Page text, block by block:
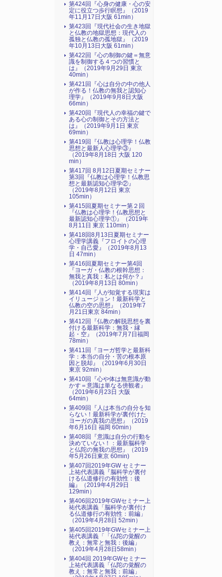
第424回『心身の健康・心の安
定に役立つ歩行瞑想』（2019
年11月17日大阪 61min）
第423回『現代社会の生き地獄
と仏教の地獄思想：現代人の
孤独と仏教の孤地獄』（2019
年10月13日大阪 61min）
第422回『心の制御の鍵＝無意
識を制御する４つの習慣と
は』（2019年9月29日 東京
40min）
第421回『心は自分の中の他人
が作る！仏教の無我と認知心
理学』（2019年9月8日大阪
66min）
第420回『現代人の幸福の鍵で
ある心の制御とその方法と
は』（2019年9月1日 東京
69min）
第419回『仏教は心理学！仏教
思想と最新人心理学③』
（2019年8月18日 大阪 120
min）
第417回 8月12日夏期セミナー
第3回『仏教は心理学！仏教思
想と最新認知心理学②』
（2019年8月12日 東京
105min）
第415回夏期セミナー第２回
『仏教は心理学！仏教思想と
最新認知心理学①』（2019年
8月11日 東京 110min）
第418回8月13日夏期セミナー
心理学講義『フロイトの心理
学・自己愛』（2019年8月13
日 47min）
第416回夏期セミナー第4回
『ヨーガ・仏教の根幹思想：
無我と真我：私とは何か？』
（2019年8月13日 80min）
第414回『人が知覚する現実は
イリュージョン！最新科学と
仏教の空の思想』（2019年7
月21日東京 84min）
第412回『仏教の解脱思想を裏
付ける最新科学：無我・縁
起・空』（2019年7月7日福岡
78min）
第411回『ヨーガ哲学と最新科
学：本当の自分・苦の根本原
因と脱却』（2019年6月30日
東京 92min）
第410回『心や体は無意識が動
かす＝意識は単なる傍観者』
（2019年6月23日 大阪
64min）
第409回『人は本当の自分を知
らない！最新科学が裏付けた
ヨーガの真我の思想』（2019
年6月16日 福岡 60min）
第408回『意識は自分の行動を
決めていない！：最新脳科学
と仏陀の無我の思想』（2019
年5月26日東京 60min)
第407回2019年GW セミナー
上祐代表講義『脳科学が裏付
ける仏道修行の有効性：後
編』（2019年4月29日
129min）
第406回2019年GWセミナー上
祐代表講義「脳科学が裏付け
る仏道修行の有効性：前編」
（2019年4月28日 52min）
第405回2019年GWセミナー上
祐代表講義「「仏陀の覚醒の
教え：無常と無我：後編」
（2019年4月28日58min）
第404回 2019年GWセミナー
上祐代表講義「仏陀の覚醒の
教え：無常と無我：前編」